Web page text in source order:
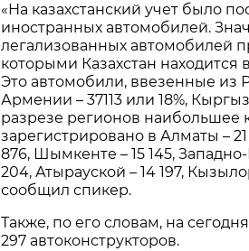
«На казахстанский учет было
иностранных автомобилей.
легализованных автомобилей
которыми Казахстан
Это автомобили, ввезенные из
Армении – 37113 или 18%,
разрезе регионов наибольшее
зарегистрировано в Алматы –
876, Шымкенте – 15 145,
204, Атырауской – 14 197,
сообщил спикер.
Также, по его словам, на
297 автоконструкторов.